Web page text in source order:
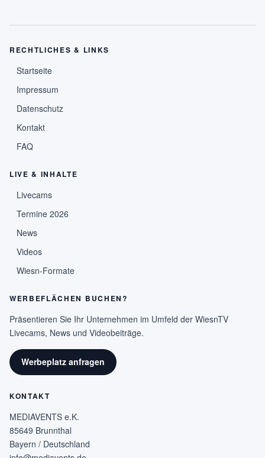
RECHTLICHES & LINKS
Startseite
Impressum
Datenschutz
Kontakt
FAQ
LIVE & INHALTE
Livecams
Termine 2026
News
Videos
Wiesn-Formate
WERBEFLÄCHEN BUCHEN?
Präsentieren Sie Ihr Unternehmen im Umfeld der WiesnTV
Livecams, News und Videobeiträge.
Werbeplatz anfragen
KONTAKT
MEDIAVENTS e.K.
85649 Brunnthal
Bayern / Deutschland